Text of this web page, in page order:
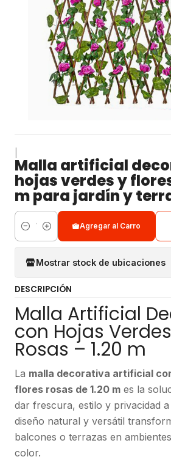
Malla artificial
hojas verdes y
m para jardín y
Cantidad
Agregar al Carro
Mostrar stock de ubicaciones
DESCRIPCIÓN
Malla Artificial
con Hojas
Rosas – 1.20 m
La malla decorativa artificial
flores rosas de 1.20 m es la
dar frescura, estilo y privacidad
diseño natural y versátil
balcones o terrazas en
color.